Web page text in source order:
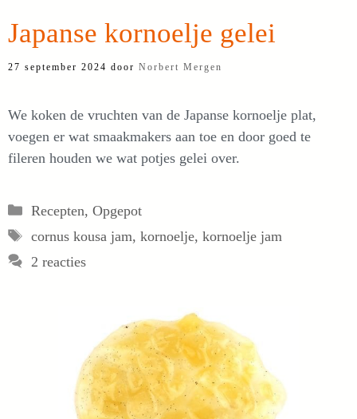
Japanse kornoelje gelei
27 september 2024 door Norbert Mergen
We koken de vruchten van de Japanse kornoelje plat,
voegen er wat smaakmakers aan toe en door goed te
fileren houden we wat potjes gelei over.
Categorieën
Recepten, Opgepot
Tags
cornus kousa jam, kornoelje, kornoelje jam
2 reacties